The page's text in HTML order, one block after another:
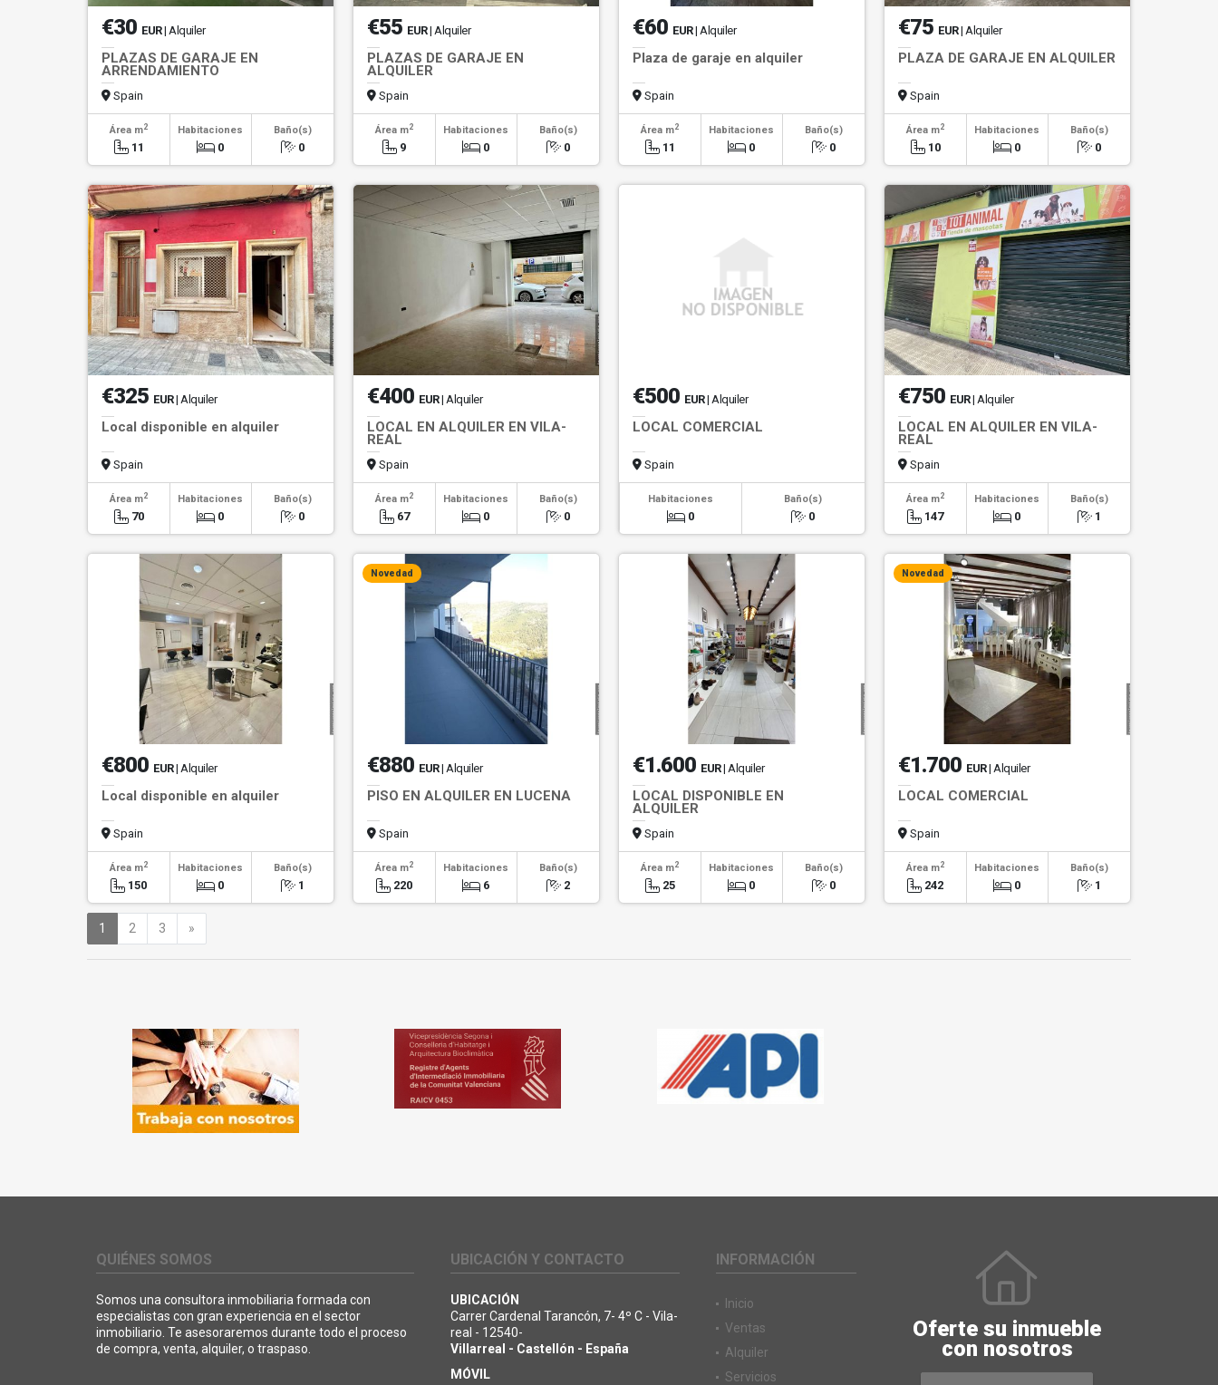
€30 EUR| Alquiler
PLAZAS DE GARAJE EN
ARRENDAMIENTO
Spain
Área m2
11
Habitaciones
0
Baño(s)
0
€55 EUR| Alquiler
PLAZAS DE GARAJE EN
ALQUILER
Spain
Área m2
9
Habitaciones
0
Baño(s)
0
€60 EUR| Alquiler
Plaza de garaje en alquiler
Spain
Área m2
11
Habitaciones
0
Baño(s)
0
€75 EUR| Alquiler
PLAZA DE GARAJE EN ALQUILER
Spain
Área m2
10
Habitaciones
0
Baño(s)
0
€325 EUR| Alquiler
Local disponible en alquiler
Spain
Área m2
70
Habitaciones
0
Baño(s)
0
€400 EUR| Alquiler
LOCAL EN ALQUILER EN VILA-
REAL
Spain
Área m2
67
Habitaciones
0
Baño(s)
0
€500 EUR| Alquiler
LOCAL COMERCIAL
Spain
Habitaciones
0
Baño(s)
0
€750 EUR| Alquiler
LOCAL EN ALQUILER EN VILA-
REAL
Spain
Área m2
147
Habitaciones
0
Baño(s)
1
€800 EUR| Alquiler
Local disponible en alquiler
Spain
Área m2
150
Habitaciones
0
Baño(s)
1
Novedad
€880 EUR| Alquiler
PISO EN ALQUILER EN LUCENA
Spain
Área m2
220
Habitaciones
6
Baño(s)
2
€1.600 EUR| Alquiler
LOCAL DISPONIBLE EN
ALQUILER
Spain
Área m2
25
Habitaciones
0
Baño(s)
0
Novedad
€1.700 EUR| Alquiler
LOCAL COMERCIAL
Spain
Área m2
242
Habitaciones
0
Baño(s)
1
1 2 3 »
QUIÉNES SOMOS
Somos una consultora inmobiliaria formada con
especialistas con gran experiencia en el sector
inmobiliario. Te asesoraremos durante todo el proceso
de compra, venta, alquiler, o traspaso.
UBICACIÓN Y CONTACTO
UBICACIÓN
Carrer Cardenal Tarancón, 7- 4º C - Vila-
real - 12540-
Villarreal - Castellón - España
MÓVIL
INFORMACIÓN
Inicio
Ventas
Alquiler
Servicios
Oferte su inmueble
con nosotros